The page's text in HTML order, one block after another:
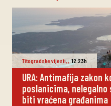
Titogradske vijesti, 12:23h
URA: Antimafija zakon
poslanicima,
biti vraćena građanima